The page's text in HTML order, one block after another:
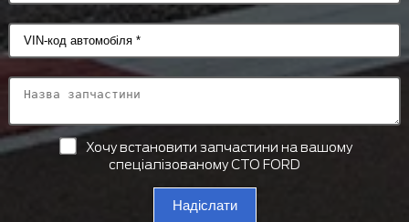
Хочу встановити запчастини на вашому
спеціалізованому СТО FORD
Надіслати